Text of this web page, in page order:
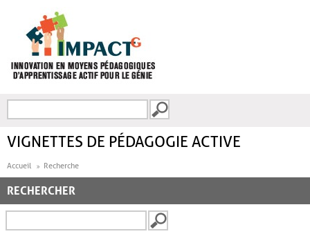
FORMULAIRE DE
VIGNETTES DE PÉDAGOGIE ACTIVE
Accueil Recherche
RECHERCHER